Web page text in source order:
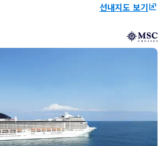
선내지도 보기ungroup